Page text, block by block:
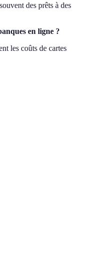
des prêts à des
en ligne ?
les coûts de cartes